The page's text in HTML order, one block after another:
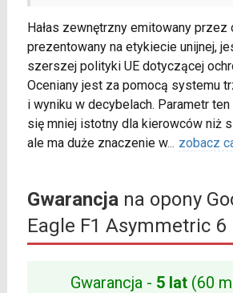
Hałas zewnętrzny emitowany przez
prezentowany na etykiecie unijnej,
szerszej polityki UE dotyczącej
Oceniany jest za pomocą systemu
i wyniku w decybelach. Parametr
się mniej istotny dla kierowców niż
ale ma duże znaczenie w... zobacz
Gwarancjana opony
Eagle F1 Asymmetric 6
Gwarancja - 5 lat (60